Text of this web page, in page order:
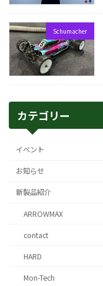
Schumacher
カテゴリー
イベント
お知らせ
新製品紹介
ARROWMAX
contact
HARD
Mon-Tech